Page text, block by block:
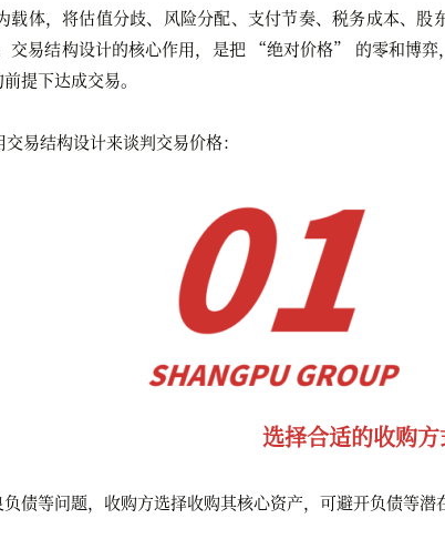
载体，将估值分歧、风险分配、支付节奏、税务成本、
易结构设计的核心作用，是把 “绝对价格” 的零和博
提下达成交易。
易结构设计来谈判交易价格：
选择合适的收购
债等问题，收购方选择收购其核心资产，可避开负债等潜